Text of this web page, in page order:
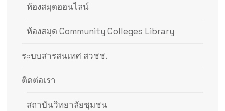
ห้องสมุดออนไลน์
ห้องสมุด Community Colleges Library
ระบบสารสนเทศ สวชช.
ติดต่อเรา
สถาบันวิทยาลัยชุมชน